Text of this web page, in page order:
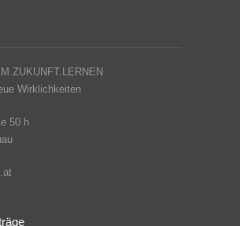
Wirklichkeiten
50 h